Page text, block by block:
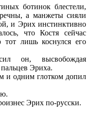
ботинок блестели,
а манжеты сияли
и Эрих инстинктивно
что Костя сейчас
тот лишь коснулся его
он, высвобождая
Эриха.
и одним глотком допил
Эрих по-русски.